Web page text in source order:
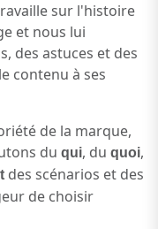
sur l'histoire
et nous lui
des astuces et des
contenu à ses
de la marque,
du qui, du quoi,
des scénarios et des
de choisir